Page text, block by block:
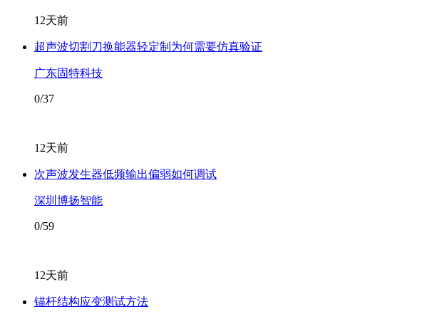
12天前
超声波切割刀换能器轻定制为何需要仿真验证
广东固特科技
0/37
12天前
次声波发生器低频输出偏弱如何调试
深圳博扬智能
0/59
12天前
锚杆结构应变测试方法